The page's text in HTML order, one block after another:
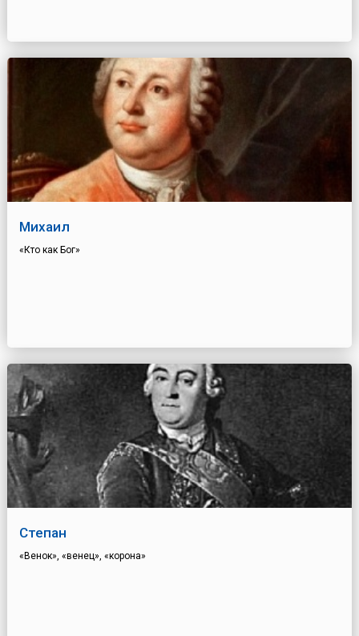
Михаил
«Кто как Бог»
Степан
«Венок», «венец», «корона»